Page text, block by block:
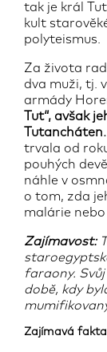
tak je král
kult
polyteismus.
Za života
dva muži, tj.
armády
Tut“, avšak
Tutancháten.
trvala od
pouhých
náhle v
o tom, zda
malárie
Zajímavost:
faraony.
době, kdy
Zajímavá